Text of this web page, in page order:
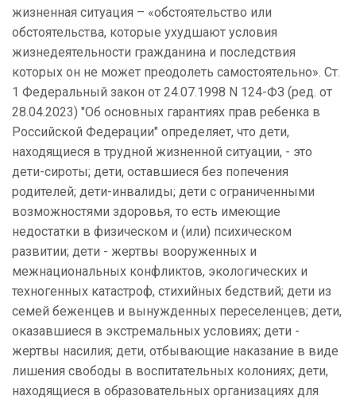
жизненная ситуация – «обстоятельство или
обстоятельства, которые ухудшают условия
жизнедеятельности гражданина и последствия
которых он не может преодолеть самостоятельно». Ст.
1 Федеральный закон от 24.07.1998 N 124-ФЗ (ред. от
28.04.2023) "Об основных гарантиях прав ребенка в
Российской Федерации" определяет, что дети,
находящиеся в трудной жизненной ситуации, - это
дети-сироты; дети, оставшиеся без попечения
родителей; дети-инвалиды; дети с ограниченными
возможностями здоровья, то есть имеющие
недостатки в физическом и (или) психическом
развитии; дети - жертвы вооруженных и
межнациональных конфликтов, экологических и
техногенных катастроф, стихийных бедствий; дети из
семей беженцев и вынужденных переселенцев; дети,
оказавшиеся в экстремальных условиях; дети -
жертвы насилия; дети, отбывающие наказание в виде
лишения свободы в воспитательных колониях; дети,
находящиеся в образовательных организациях для